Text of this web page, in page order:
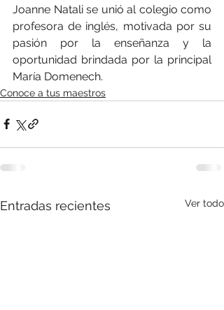
Joanne Natali se unió al colegio como
profesora de inglés, motivada por su
pasión por la enseñanza y la
oportunidad brindada por la principal
María Domenech.
Conoce a tus maestros
Entradas recientes Ver todo